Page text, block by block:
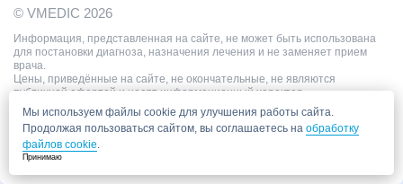
© VMEDIC 2026
Информация, представленная на сайте, не может быть использована
для постановки диагноза, назначения лечения и не заменяет прием
врача.
Цены, приведённые на сайте, не окончательные, не являются
публичной офертой и носят информационный характер.
Мы используем файлы cookie для улучшения работы сайта.
Продолжая пользоваться сайтом, вы соглашаетесь на обработку
файлов cookie.
Принимаю